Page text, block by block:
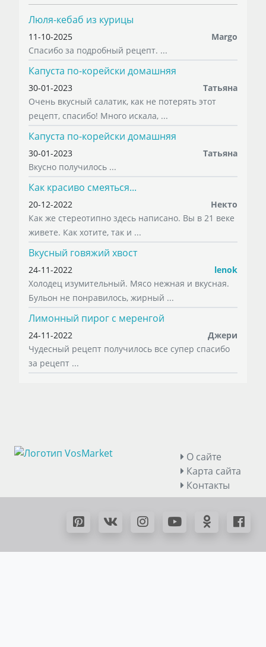
Люля-кебаб из курицы
11-10-2025
Margo
Спасибо за подробный рецепт. ...
Капуста по-корейски домашняя
30-01-2023
Татьяна
Очень вкусный салатик, как не потерять этот
рецепт, спасибо! Много искала, ...
Капуста по-корейски домашняя
30-01-2023
Татьяна
Вкусно получилось ...
Как красиво смеяться...
20-12-2022
Некто
Как же стереотипно здесь написано. Вы в 21 веке
живете. Как хотите, так и ...
Вкусный говяжий хвост
24-11-2022
lenok
Холодец изумительный. Мясо нежная и вкусная.
Бульон не понравилось, жирный ...
Лимонный пирог с меренгой
24-11-2022
Джери
Чудесный рецепт получилось все супер спасибо
за рецепт ...
О сайте
Карта сайта
Контакты